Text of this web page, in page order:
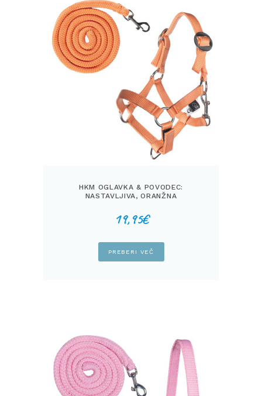
HKM OGLAVKA & POVODEC:
NASTAVLJIVA, ORANŽNA
19,95€
PREBERI VEČ